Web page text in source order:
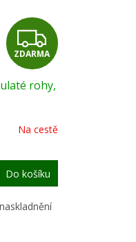
Z
D
A
R
M
A
ZDARMA
rohy,
Na cestě
Do košíku